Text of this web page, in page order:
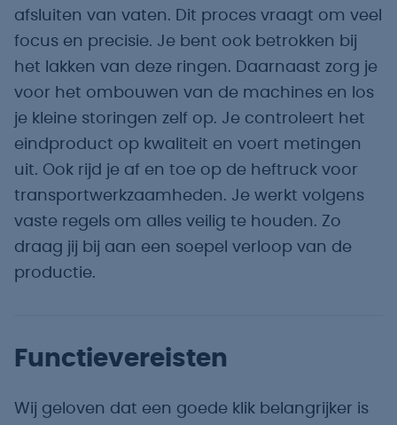
afsluiten van vaten. Dit proces vraagt om veel
focus en precisie. Je bent ook betrokken bij
het lakken van deze ringen. Daarnaast zorg je
voor het ombouwen van de machines en los
je kleine storingen zelf op. Je controleert het
eindproduct op kwaliteit en voert metingen
uit. Ook rijd je af en toe op de heftruck voor
transportwerkzaamheden. Je werkt volgens
vaste regels om alles veilig te houden. Zo
draag jij bij aan een soepel verloop van de
productie.
Functievereisten
Wij geloven dat een goede klik belangrijker is